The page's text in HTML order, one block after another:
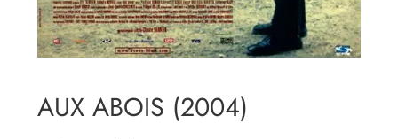
AUX ABOIS (2004)